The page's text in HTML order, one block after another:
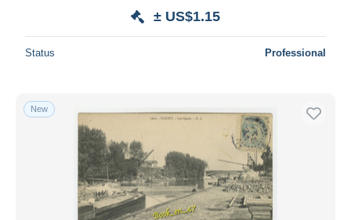
± US$1.15
Status Professional
New